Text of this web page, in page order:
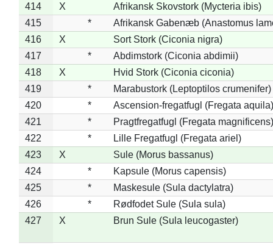
414
X
Afrikansk Skovstork (Mycteria ibis)
415
*
Afrikansk Gabenæb (Anastomus
416
X
Sort Stork (Ciconia nigra)
417
*
Abdimstork (Ciconia abdimii)
418
X
Hvid Stork (Ciconia ciconia)
419
*
Marabustork (Leptoptilos crumenifer)
420
*
Ascension-fregatfugl (Fregata aquila)
421
*
Pragtfregatfugl (Fregata magnificens)
422
*
Lille Fregatfugl (Fregata ariel)
423
X
Sule (Morus bassanus)
424
*
Kapsule (Morus capensis)
425
*
Maskesule (Sula dactylatra)
426
*
Rødfodet Sule (Sula sula)
427
X Brun Sule (Sula leucogaster)